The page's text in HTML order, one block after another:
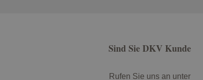
Sind Sie DKV Kunde
Rufen Sie uns an unter